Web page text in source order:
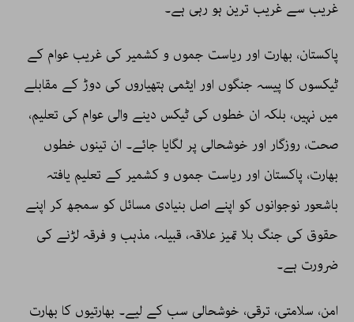
غریب سے غریب ترین ہو رہی ہے۔
پاکستان، بھارت اور ریاست جموں و کشمیر کی غریب عوام کے
ٹیکسوں کا پیسہ جنگوں اور ایٹمی ہتھیاروں کی دوڑ کے مقابلے
میں نہیں، بلکہ ان خطوں کی ٹیکس دینے والی عوام کی تعلیم،
صحت، روزگار اور خوشحالی پر لگایا جائے۔ ان تینوں خطوں
بھارت، پاکستان اور ریاست جموں و کشمیر کے تعلیم یافتہ
باشعور نوجوانوں کو اپنے اصل بنیادی مسائل کو سمجھ کر اپنے
حقوق کی جنگ بلا تمیز علاقہ، قبیلہ، مذہب و فرقہ لڑنے کی
ضرورت ہے۔
امن، سلامتی، ترقی، خوشحالی سب کے لیے۔ بھارتیوں کا بھارت